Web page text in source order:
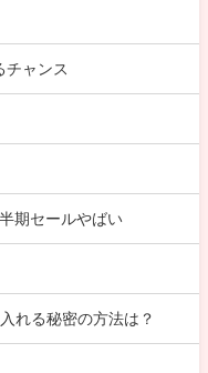
チャンス
期セールやばい
れる秘密の方法は？